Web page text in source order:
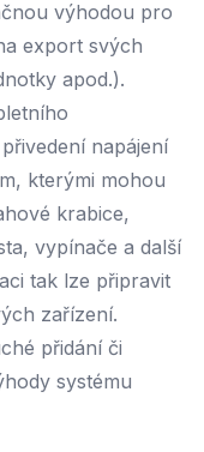
výhodou pro
export svých
apod.).
napájení
kterými mohou
krabice,
vypínače a další
tak lze připravit
zařízení.
přidání či
systému